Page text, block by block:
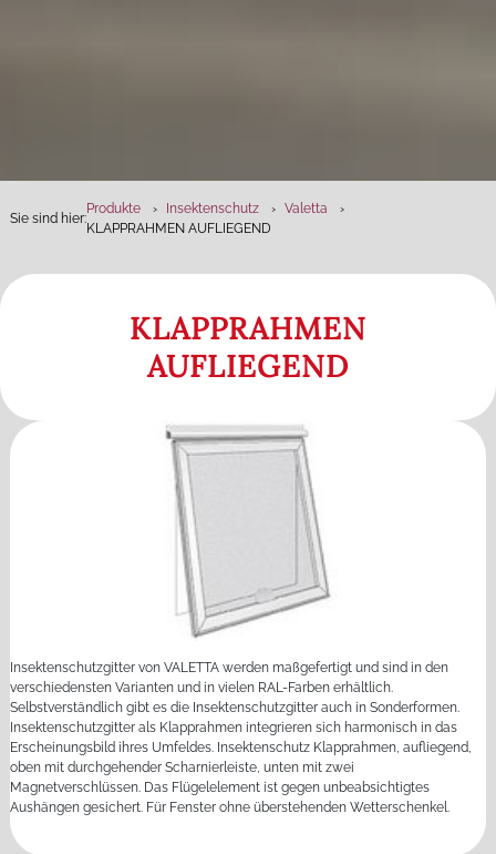
Sie sind hier:
Produkte Insektenschutz
Valetta
KLAPPRAHMEN AUFLIEGEND
KLAPPRAHMEN
AUFLIEGEND
Insektenschutzgitter von VALETTA werden maßgefertigt und sind in den
verschiedensten Varianten und in vielen RAL-Farben erhältlich.
Selbstverständlich gibt es die Insektenschutzgitter auch in Sonderformen.
Insektenschutzgitter als Klapprahmen integrieren sich harmonisch in das
Erscheinungsbild ihres Umfeldes. Insektenschutz Klapprahmen, aufliegend,
oben mit durchgehender Scharnierleiste, unten mit zwei
Magnetverschlüssen. Das Flügelelement ist gegen unbeabsichtigtes
Aushängen gesichert. Für Fenster ohne überstehenden Wetterschenkel.